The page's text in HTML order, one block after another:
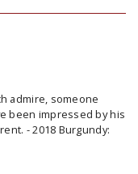
admire, someone
been impressed by his
- 2018 Burgundy: